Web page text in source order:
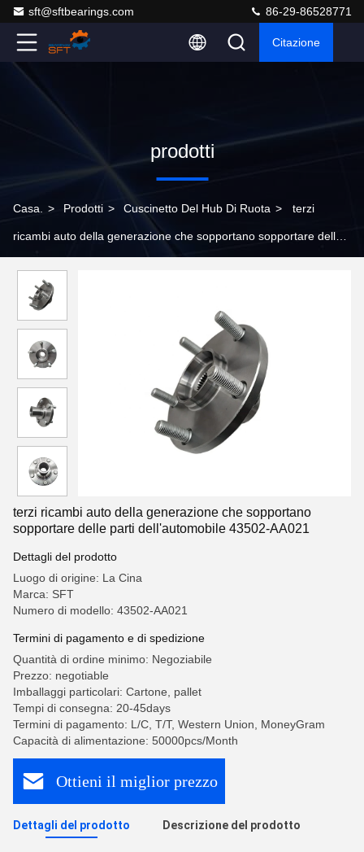
sft@sftbearings.com 86-29-86528771
Citazione
prodotti
Casa. > Prodotti > Cuscinetto Del Hub Di Ruota > terzi
ricambi auto della generazione che sopportano sopportare delle
terzi ricambi auto della generazione che sopportano
sopportare delle parti dell'automobile 43502-AA021
Dettagli del prodotto
Luogo di origine: La Cina
Marca: SFT
Numero di modello: 43502-AA021
Termini di pagamento e di spedizione
Quantità di ordine minimo: Negoziabile
Prezzo: negotiable
Imballaggi particolari: Cartone, pallet
Tempi di consegna: 20-45days
Termini di pagamento: L/C, T/T, Western Union, MoneyGram
Capacità di alimentazione: 50000pcs/Month
Ottieni il miglior prezzo
Dettagli del prodotto Descrizione del prodotto